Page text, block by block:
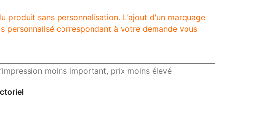
produit sans personnalisation. L'ajout d'un marquage
personnalisé correspondant à votre demande vous